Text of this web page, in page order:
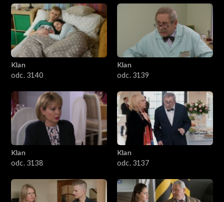
Klan
odc. 3140
Klan
odc. 3139
Klan
odc. 3138
Klan
odc. 3137